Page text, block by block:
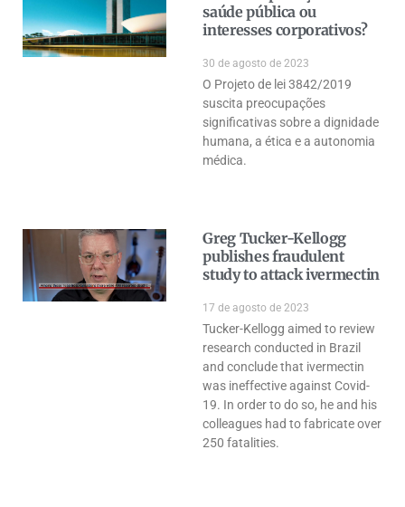
saúde pública ou
interesses corporativos?
30 de agosto de 2023
O Projeto de lei 3842/2019
suscita preocupações
significativas sobre a dignidade
humana, a ética e a autonomia
médica.
Greg Tucker-Kellogg
publishes fraudulent
study to attack ivermectin
17 de agosto de 2023
Tucker-Kellogg aimed to review
research conducted in Brazil
and conclude that ivermectin
was ineffective against Covid-
19. In order to do so, he and his
colleagues had to fabricate over
250 fatalities.